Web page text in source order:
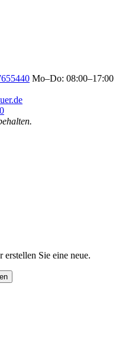
Mo–Do: 08:00–17:00
erstellen Sie eine neue.